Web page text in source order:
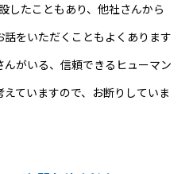
したこともあり、他社さんから
をいただくこともよくあります
がいる、信頼できるヒューマン
ていますので、お断りしていま